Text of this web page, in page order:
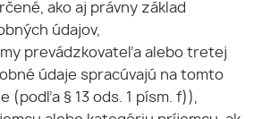
ako aj právny základ
údajov,
prevádzkovateľa alebo tretej
údaje spracúvajú na tomto
(podľa § 13 ods. 1 písm. f)),